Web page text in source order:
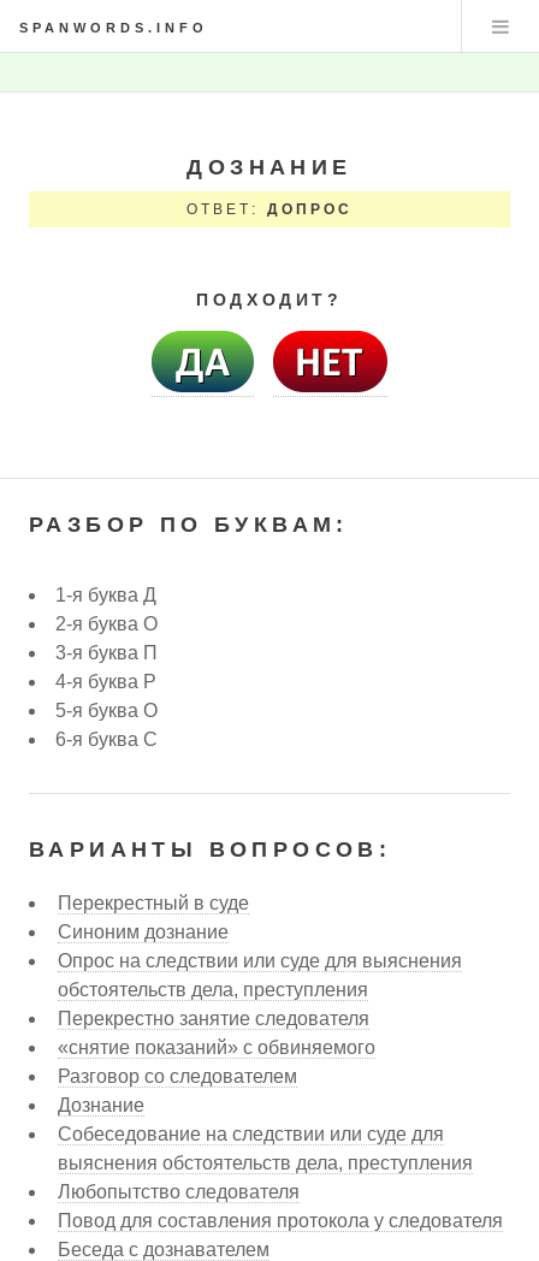
SPANWORDS.INFO
ДОЗНАНИЕ
ОТВЕТ: ДОПРОС
ПОДХОДИТ?
РАЗБОР ПО БУКВАМ:
1-я буква Д
2-я буква О
3-я буква П
4-я буква Р
5-я буква О
6-я буква С
ВАРИАНТЫ ВОПРОСОВ:
Перекрестный в суде
Синоним дознание
Опрос на следствии или суде для выяснения
обстоятельств дела, преступления
Перекрестно занятие следователя
«снятие показаний» с обвиняемого
Разговор со следователем
Дознание
Собеседование на следствии или суде для
выяснения обстоятельств дела, преступления
Любопытство следователя
Повод для составления протокола у следователя
Беседа с дознавателем